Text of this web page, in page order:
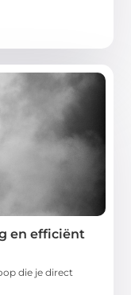
en efficiënt
die je direct